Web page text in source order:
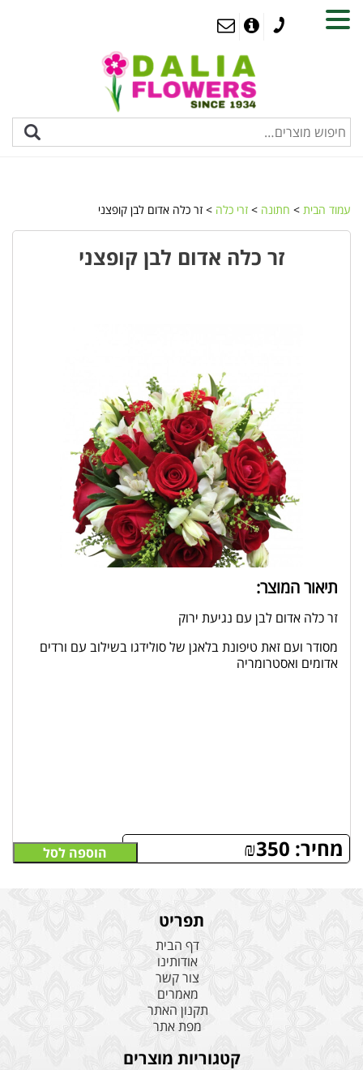
עמוד הבית > חתונה > זרי כלה > זר כלה אדום לבן קופצני
זר כלה אדום לבן קופצני
תיאור המוצר:
זר כלה אדום לבן עם נגיעת ירוק
מסודר ועם זאת טיפונת בלאגן של סולידגו בשילוב עם ורדים
אדומים ואסטרומריה
מחיר: ₪350 הוספה לסל
תפריט
דף הבית
אודותינו
צור קשר
מאמרים
תקנון האתר
מפת אתר
קטגוריות מוצרים